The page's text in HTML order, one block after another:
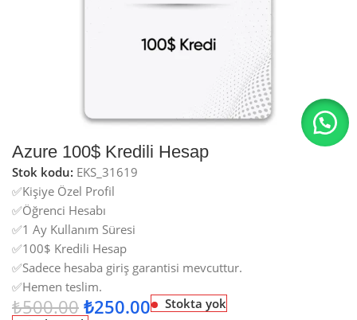
Azure 100$ Kredili Hesap
Stok kodu: EKS_31619
✅Kişiye Özel Profil
✅Öğrenci Hesabı
✅1 Ay Kullanım Süresi
✅100$ Kredili Hesap
✅Sadece hesaba giriş garantisi mevcuttur.
✅Hemen teslim.
₺500.00 ₺250.00
Stokta yok